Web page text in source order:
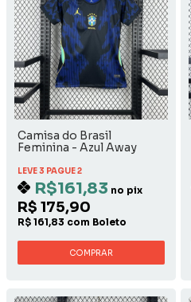
Camisa do Brasil
Feminina - Azul Away
LEVE 3 PAGUE 2
R$161,83 no pix
R$ 175,90
R$ 161,83 com Boleto
COMPRAR